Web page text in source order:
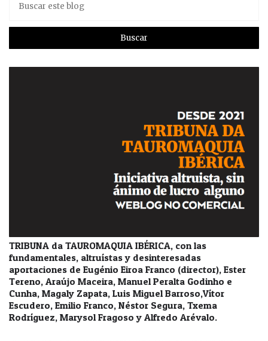
TRIBUNA da TAUROMAQUIA IBÉRICA, con las
fundamentales, altruístas y desinteresadas
aportaciones de Eugénio Eiroa Franco (director), Ester
Tereno, Araújo Maceira, Manuel Peralta Godinho e
Cunha, Magaly Zapata, Luis Miguel Barroso,Vítor
Escudero, Emilio Franco, Néstor Segura, Txema
Rodríguez, Marysol Fragoso y Alfredo Arévalo.